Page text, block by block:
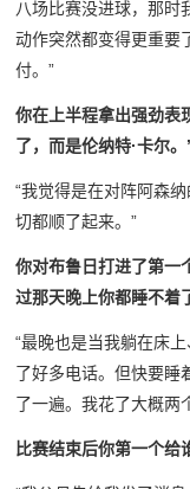
八场比赛没进球，那时
动作突然都变得更重要
付。”
你在上半程拿出强劲表
了，而是伦纳特·卡尔
“我觉得是在对阵阿森
切都顺了起来。”
你对布鲁日打进了第一
过那天晚上你都睡不着
“最晚也是当我躺在床
了好多电话。但快要睡
了一遍。我花了大概两
比赛结束后你第一个给